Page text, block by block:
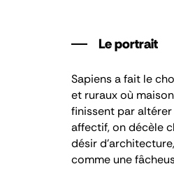
Le portrait
Sapiens a fait le
et ruraux où
finissent par
affectif, on décèle
désir
comme une